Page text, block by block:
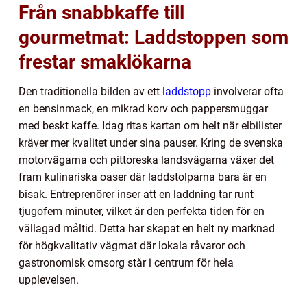
Från snabbkaffe till
gourmetmat: Laddstoppen som
frestar smaklökarna
Den traditionella bilden av ett laddstopp involverar ofta
en bensinmack, en mikrad korv och pappersmuggar
med beskt kaffe. Idag ritas kartan om helt när elbilister
kräver mer kvalitet under sina pauser. Kring de svenska
motorvägarna och pittoreska landsvägarna växer det
fram kulinariska oaser där laddstolparna bara är en
bisak. Entreprenörer inser att en laddning tar runt
tjugofem minuter, vilket är den perfekta tiden för en
vällagad måltid. Detta har skapat en helt ny marknad
för högkvalitativ vägmat där lokala råvaror och
gastronomisk omsorg står i centrum för hela
upplevelsen.